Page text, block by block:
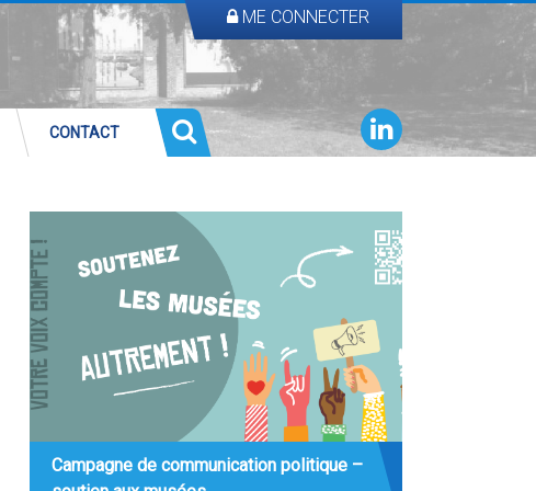
ME CONNECTER
CONTACT
Campagne de communication politique –